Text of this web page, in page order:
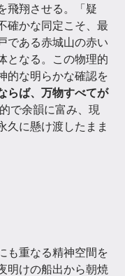
飛翔させる。「疑
確かな同定こそ、最
である赤城山の赤い
となる。この物理的
的な明らかな確認を
らば、万物すべてが
で余韻に富み、現
久に懸け渡したまま
も重なる精神空間を
明けの船出から朝焼